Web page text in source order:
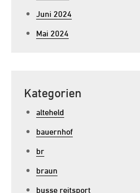
Juni 2024
Mai 2024
Kategorien
alteheld
bauernhof
br
braun
busse reitsport